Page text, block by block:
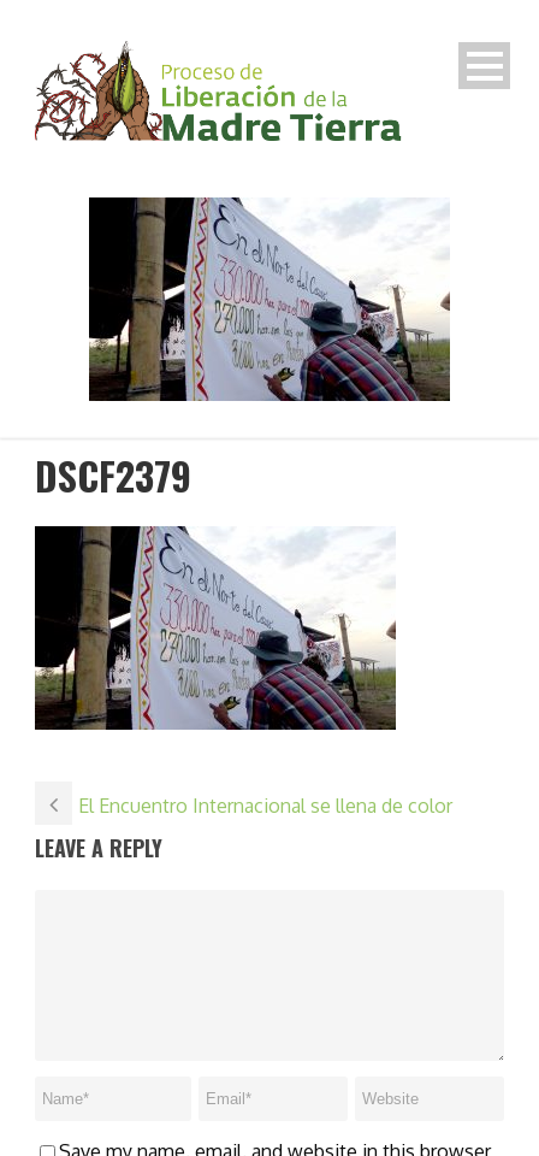
DSCF2379
El Encuentro Internacional se llena de color
LEAVE A REPLY